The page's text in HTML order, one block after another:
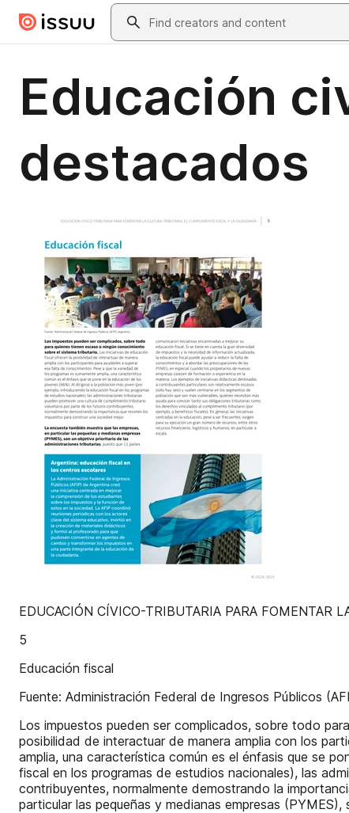
Skip to main contentSearch
Educación
destacados
EDUCACIÓN CÍVICO-TRIBUTARIA PARA FOMENTAR
5
Educación fiscal
Fuente: Administración Federal de Ingresos Públicos
Los impuestos pueden ser complicados, sobre todo
posibilidad de interactuar de manera amplia con los
amplia, una característica común es el énfasis que se
fiscal en los programas de estudios nacionales), las
contribuyentes, normalmente demostrando la
particular las pequeñas y medianas empresas